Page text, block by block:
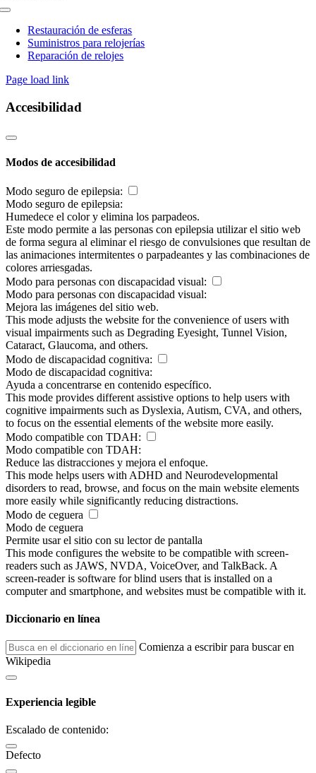
Toggle
NavigationRestauración de esferas
Suministros para relojerías
Reparación de relojes
Page load link
Accesibilidad
Modos de accesibilidad
Modo seguro de epilepsia:
Modo seguro de epilepsia:
Humedece el color y elimina los parpadeos.
Este modo permite a las personas con epilepsia utilizar el sitio web
de forma segura al eliminar el riesgo de convulsiones que resultan de
las animaciones intermitentes o parpadeantes y las combinaciones de
colores arriesgadas.
Modo para personas con discapacidad visual:
Modo para personas con discapacidad visual:
Mejora las imágenes del sitio web.
This mode adjusts the website for the convenience of users with
visual impairments such as Degrading Eyesight, Tunnel Vision,
Cataract, Glaucoma, and others.
Modo de discapacidad cognitiva:
Modo de discapacidad cognitiva:
Ayuda a concentrarse en contenido específico.
This mode provides different assistive options to help users with
cognitive impairments such as Dyslexia, Autism, CVA, and others,
to focus on the essential elements of the website more easily.
Modo compatible con TDAH:
Modo compatible con TDAH:
Reduce las distracciones y mejora el enfoque.
This mode helps users with ADHD and Neurodevelopmental
disorders to read, browse, and focus on the main website elements
more easily while significantly reducing distractions.
Modo de ceguera
Modo de ceguera
Permite usar el sitio con su lector de pantalla
This mode configures the website to be compatible with screen-
readers such as JAWS, NVDA, VoiceOver, and TalkBack. A
screen-reader is software for blind users that is installed on a
computer and smartphone, and websites must be compatible with it.
Diccionario en línea
Comienza a escribir para buscar en
Wikipedia
Experiencia legible
Escalado de contenido:
Defecto